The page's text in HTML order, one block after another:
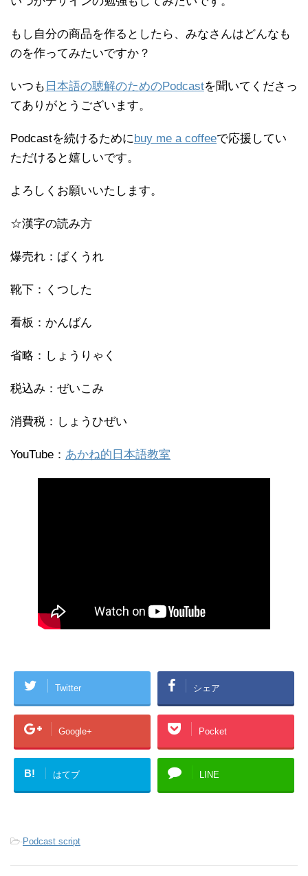
もし自分の商品を作るとしたら、みなさんはどんなも
のを作ってみたいですか？
いつも 日本語の聴解のためのPodcastを聞いてくださっ
てありがとうございます。
Podcastを続けるためにbuy me a coffeeで応援してい
ただけると嬉しいです。
よろしくお願いいたします。
☆漢字の読み方
爆売れ：ばくうれ
靴下：くつした
看板：かんばん
省略：しょうりゃく
税込み：ぜいこみ
消費税：しょうひぜい
YouTube： あかね的日本語教室
Twitter シェア
Google+ Pocket
B! はてブ LINE
-Podcast script